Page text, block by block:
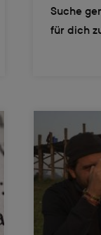
Suche
für dich